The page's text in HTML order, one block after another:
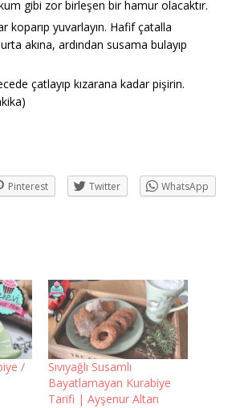
gibi zor birleşen bir hamur olacaktır.
koparıp yuvarlayın. Hafif çatalla
akına, ardından susama bulayıp
çatlayıp kızarana kadar pişirin.
Pinterest Twitter
WhatsApp
/
Sıvıyağlı Susamlı
Bayatlamayan Kurabiye
Tarifi | Ayşenur Altan